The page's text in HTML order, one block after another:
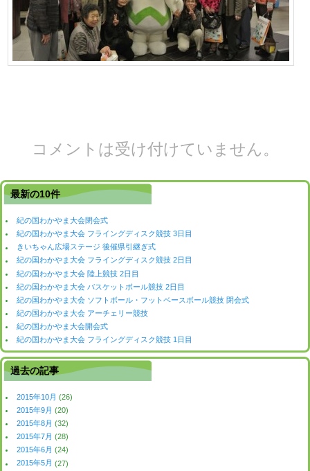
コメントは受け付けていません。
最新の10件
紀の国わかやま大会閉会式
紀の国わかやま大会 フライングディスク競技 3日目
きいちゃん広場ステージ 後催県引継ぎ式
紀の国わかやま大会 フライングディスク競技 2日目
紀の国わかやま大会 陸上競技 2日目
紀の国わかやま大会 バスケットボール競技 2日目
紀の国わかやま大会 ソフトボール・フットベースボール競技 閉会式
紀の国わかやま大会 アーチェリー競技
紀の国わかやま大会開会式
紀の国わかやま大会 フライングディスク競技 1日目
過去の記事
2015年10月 (26)
2015年9月 (20)
2015年8月 (32)
2015年7月 (28)
2015年6月 (24)
2015年5月 (27)